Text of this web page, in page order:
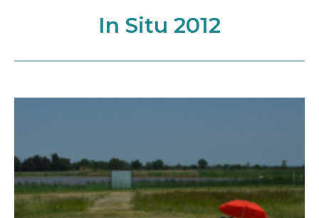
In Situ 2012